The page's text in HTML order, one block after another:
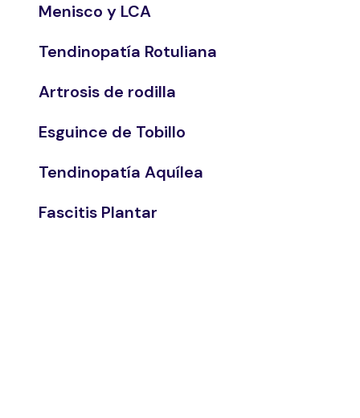
Menisco y LCA
Tendinopatía Rotuliana
Artrosis de rodilla
Esguince de Tobillo
Tendinopatía Aquílea
Fascitis Plantar